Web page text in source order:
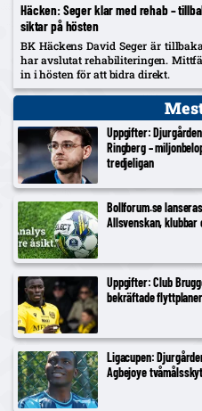
Häcken: Seger klar med rehab –
siktar på hösten
BK Häckens David Seger är
har avslutat rehabiliteringen.
in i hösten för att bidra direkt.
Uppgifter:
Ringberg –
tredjeligan
Bollforum.se
Allsvenskan, klubbar
Uppgifter: Club
bekräftade
Ligacupen:
Agbejoye